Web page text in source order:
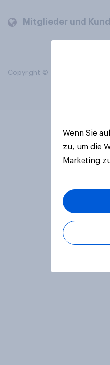
Mitglieder und
Copyright © 2026 YouGov
Wenn Sie
zu, um die
Marketing